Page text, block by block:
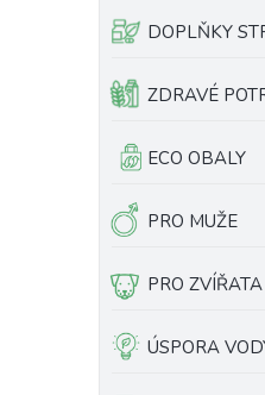
DOPLŇKY
ZDRAVÉ
ECO OBALY
PRO MUŽE
PRO ZVÍŘATA
ÚSPORA